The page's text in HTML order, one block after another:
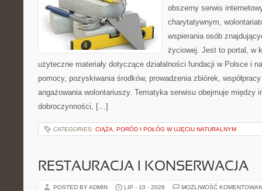
obszerny serwis
charytatywnym,
wspierania osób
życiowej. Jest to portal, w
użyteczne materiały dotyczące działalności fundacji w Polsce i
pomocy, pozyskiwania środków, prowadzenia zbiórek,
angażowania wolontariuszy. Tematyka serwisu obejmuje między
dobroczynności, […]
CATEGORIES: CIĄŻA, PORÓD I POŁÓG W UJĘCIU NATURALNYM
RESTAURACJA I KONSERWACJA
POSTED BY ADMIN LIP - 10 - 2026 MOŻLIWOŚĆ